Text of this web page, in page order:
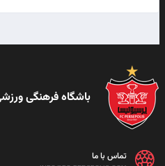
باشگاه فرهنگی
تماس با ما